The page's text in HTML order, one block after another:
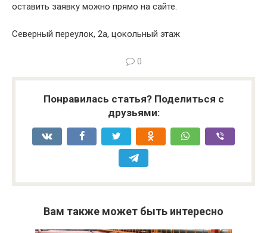
оставить заявку можно прямо на сайте.
Северный переулок, 2а, цокольный этаж
0
Понравилась статья? Поделиться с
друзьями:
Вам также может быть интересно